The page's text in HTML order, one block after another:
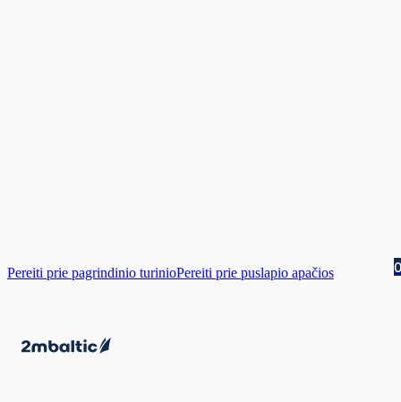
Pereiti prie pagrindinio turinioPereiti prie puslapio apačios